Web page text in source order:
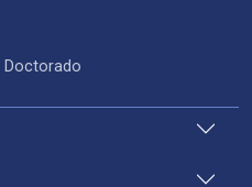
Doctorado